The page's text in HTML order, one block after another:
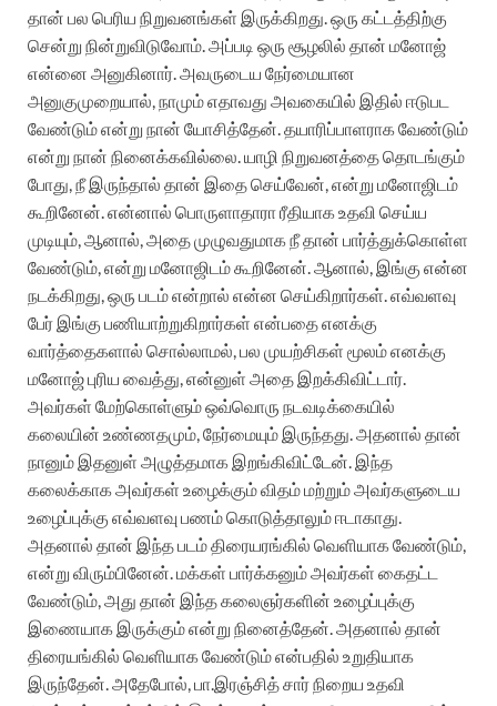
தான் பல பெரிய நிறுவனங்கள் இருக்கிறது. ஒரு கட்டத்திற்கு
சென்று நின்றுவிடுவோம். அப்படி ஒரு சூழலில் தான் மனோஜ்
என்னை அனுகினார். அவருடைய நேர்மையான
அனுகுமுறையால், நாமும் எதாவது அவகையில் இதில் ஈடுபட
வேண்டும் என்று நான் யோசித்தேன். தயாரிப்பாளராக வேண்டும்
என்று நான் நினைக்கவில்லை. யாழி நிறுவனத்தை தொடங்கும்
போது, நீ இருந்தால் தான் இதை செய்வேன், என்று மனோஜிடம்
கூறினேன். என்னால் பொருளாதாரா ரீதியாக உதவி செய்ய
முடியும், ஆனால், அதை முழுவதுமாக நீ தான் பார்த்துக்கொள்ள
வேண்டும், என்று மனோஜிடம் கூறினேன். ஆனால், இங்கு என்ன
நடக்கிறது, ஒரு படம் என்றால் என்ன செய்கிறார்கள். எவ்வளவு
பேர் இங்கு பணியாற்றுகிறார்கள் என்பதை எனக்கு
வார்த்தைகளால் சொல்லாமல், பல முயற்சிகள் மூலம் எனக்கு
மனோஜ் புரிய வைத்து, என்னுள் அதை இறக்கிவிட்டார்.
அவர்கள் மேற்கொள்ளும் ஒவ்வொரு நடவடிக்கையில்
கலையின் உண்ணதமும், நேர்மையும் இருந்தது. அதனால் தான்
நானும் இதனுள் அழுத்தமாக இறங்கிவிட்டேன். இந்த
கலைக்காக அவர்கள் உழைக்கும் விதம் மற்றும் அவர்களுடைய
உழைப்புக்கு எவ்வளவு பணம் கொடுத்தாலும் ஈடாகாது.
அதனால் தான் இந்த படம் திரையரங்கில் வெளியாக வேண்டும்,
என்று விரும்பினேன். மக்கள் பார்க்கனும் அவர்கள் கைதட்ட
வேண்டும், அது தான் இந்த கலைஞர்களின் உழைப்புக்கு
இணையாக இருக்கும் என்று நினைத்தேன். அதனால் தான்
திரையங்கில் வெளியாக வேண்டும் என்பதில் உறுதியாக
இருந்தேன். அதேபோல், பா.இரஞ்சித் சார் நிறைய உதவி